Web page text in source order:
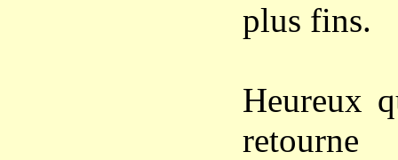
plus fins.
Heureux
retourne